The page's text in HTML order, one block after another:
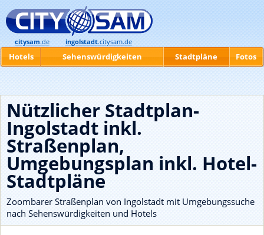
Nützlicher Stadtplan-
Ingolstadt inkl.
Straßenplan,
Umgebungsplan inkl. Hotel-
Stadtpläne
Zoombarer Straßenplan von Ingolstadt mit Umgebungssuche
nach Sehenswürdigkeiten und Hotels
citysam.de ingolstadt.citysam.de
Hotels Sehenswürdigkeiten Stadtpläne Fotos